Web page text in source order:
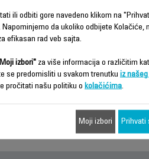
Točkovi
Pozicija odlaganja
ili odbiti gore navedeno klikom na
Napominjemo da ukoliko odbijete
efikasan rad veb sajta.
izbori" za više informacija o različitim
se predomisliti u svakom trenutku iz
pročitati našu politiku o kolačićima.
Moji izbori Prihvati